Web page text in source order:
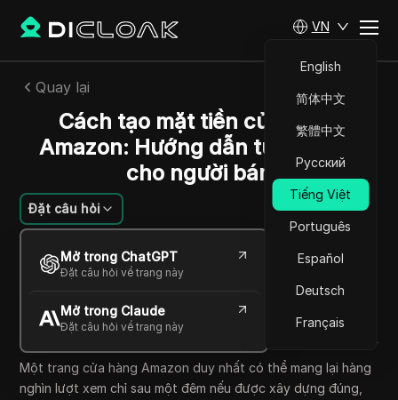
VN
English
简体中文
繁體中文
Русский
Tiếng Việt
Português
Español
Deutsch
Français
Quay lại
Cách tạo mặt tiền cửa hàng
Amazon: Hướng dẫn từng bước
cho người bán
Đặt câu hỏi
Mở trong ChatGPT
Đặt câu hỏi về trang này
Mở trong Claude
Đặt câu hỏi về trang này
Nguyễn Minh Khôi
12 Th06 2026 10
Đọc trong giây phút
Copy Link
Một trang cửa hàng Amazon duy nhất có thể mang lại hàng
nghìn lượt xem chỉ sau một đêm nếu được xây dựng đúng,